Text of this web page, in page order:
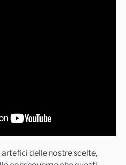
artefici delle nostre scelte,